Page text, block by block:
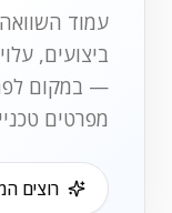
עמוד
ביצועים,
— במקום
מפרטים
רוצים